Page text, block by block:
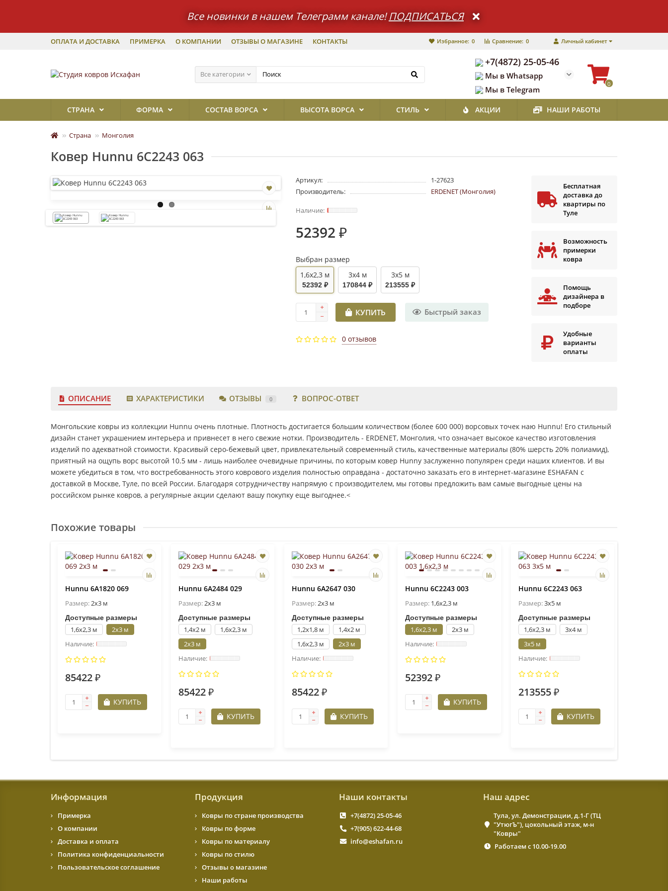
Все новинки в нашем Телеграмм канале!ПОДПИСАТЬСЯ
Личный кабинет
Сравнение: 0
Избранное: 0
ОПЛАТА И ДОСТАВКА ПРИМЕРКА О КОМПАНИИ ОТЗЫВЫ О МАГАЗИНЕ КОНТАКТЫ
Все категории
+7(4872) 25-05-46
Мы в Whatsapp
Мы в Telegram
0
СТРАНА ФОРМА СОСТАВ ВОРСА ВЫСОТА ВОРСА СТИЛЬ АКЦИИ НАШИ РАБОТЫ
Страна Монголия
Ковер Hunnu 6C2243 063
Артикул:
1-27623
Производитель:
ERDENET (Монголия)
52392 ₽
Выбран размер
1,6x2,3 м
52392 ₽
3x4 м
170844 ₽
3x5 м
213555 ₽
КУПИТЬ Быстрый заказ
0 отзывов
Бесплатная
доставка до
квартиры по
Туле
Возможность
примерки
ковра
Помощь
дизайнера в
подборе
Удобные
варианты
оплаты
ОПИСАНИЕ ХАРАКТЕРИСТИКИ ОТЗЫВЫ 0 ВОПРОС-ОТВЕТ
Монгольские ковры из коллекции Hunnu очень плотные. Плотность достигается большим количеством (более 600 000) ворсовых точек наю Hunnu! Его стильный
дизайн станет украшением интерьера и привнесет в него свежие нотки. Производитель - ERDENET, Монголия, что означает высокое качество изготовления
изделий по адекватной стоимости. Красивый серо-бежевый цвет, привлекательный современный стиль, качественные материалы (80% шерсть 20% полиамид),
приятный на ощупь ворс высотой 10.5 мм - лишь наиболее очевидные причины, по которым ковер Hunny заслуженно популярен среди наших клиентов. И вы
можете убедиться в том, что востребованность этого коврового изделия полностью оправдана - достаточно заказать его в интернет-магазине ESHAFAN с
доставкой в Москве, Туле, по всей России. Благодаря сотрудничеству напрямую с производителем, мы готовы предложить вам самые выгодные цены на
российском рынке ковров, а регулярные акции сделают вашу покупку еще выгоднее.<
Похожие товары
Hunnu 6A1820 069
Размер:2x3 м
Доступные размеры
1,6x2,3 м 2x3 м
85422 ₽
КУПИТЬ
Hunnu 6A2484 029
Размер:2x3 м
Доступные размеры
1,4x2 м
1,6x2,3 м
2x3 м
85422 ₽
КУПИТЬ
Hunnu 6A2647 030
Размер:2x3 м
Доступные размеры
1,2x1,8 м
1,4x2 м
1,6x2,3 м
2x3 м
85422 ₽
КУПИТЬ
Hunnu 6C2243 003
Размер: 1,6x2,3 м
Доступные размеры
1,6x2,3 м 2x3 м
52392 ₽
КУПИТЬ
Hunnu 6C2243 063
Размер:3x5 м
Доступные размеры
1,6x2,3 м
3x4 м
3x5 м
213555 ₽
КУПИТЬ
Информация
Примерка
О компании
Доставка и оплата
Политика конфиденциальности
Пользовательское соглашение
Продукция
Ковры по стране производства
Ковры по форме
Ковры по материалу
Ковры по стилю
Отзывы о магазине
Наши работы
Наши контакты
+7(4872) 25-05-46
+7(905) 622-44-68
info@eshafan.ru
Наш адрес
Тула, ул. Демонстрации, д.1-Г (ТЦ
"УтюгЪ"), цокольный этаж, м-н
"Ковры"
Работаем с 10.00-19.00